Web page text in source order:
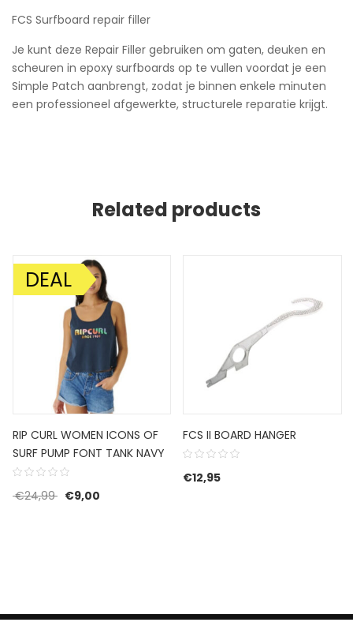
FCS Surfboard repair filler
Je kunt deze Repair Filler gebruiken om gaten, deuken en
scheuren in epoxy surfboards op te vullen voordat je een
Simple Patch aanbrengt, zodat je binnen enkele minuten
een professioneel afgewerkte, structurele reparatie krijgt.
Related products
AANBIEDING!
DEAL
RIP CURL WOMEN ICONS OF
SURF PUMP FONT TANK NAVY
€24,99 Oorspronkelijke prijs was: €24,99.
€9,00Huidige prijs is: €9,00.
FCS II BOARD HANGER
€12,95